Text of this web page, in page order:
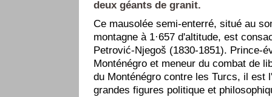
deux géants de granit.
Ce mausolée semi-enterré, situé au
montagne à 1·657 d'altitude, est
Petrović-Njegoš (1830-1851). Prince-
Monténégro et meneur du combat de
du Monténégro contre les Turcs, il est
grandes figures politique et